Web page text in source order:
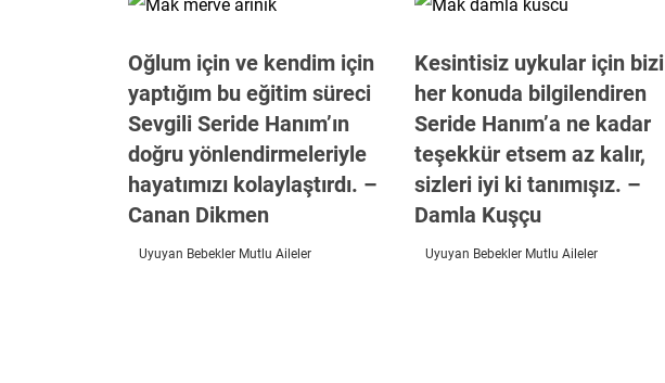
Oğlum için ve kendim için
yaptığım bu eğitim süreci
Sevgili Seride Hanım’ın
doğru yönlendirmeleriyle
hayatımızı kolaylaştırdı. –
Canan Dikmen
Uyuyan Bebekler Mutlu Aileler
Kesintisiz uykular için bizi
her konuda bilgilendiren
Seride Hanım’a ne kadar
teşekkür etsem az kalır,
sizleri iyi ki tanımışız. –
Damla Kuşçu
Uyuyan Bebekler Mutlu Aileler